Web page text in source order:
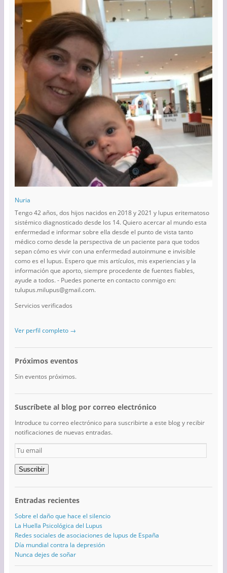
Nuria
Tengo 42 años, dos hijos nacidos en 2018 y 2021 y lupus eritematoso
sistémico diagnosticado desde los 14. Quiero acercar al mundo esta
enfermedad e informar sobre ella desde el punto de vista tanto
médico como desde la perspectiva de un paciente para que todos
sepan cómo es vivir con una enfermedad autoinmune e invisible
como es el lupus. Espero que mis artículos, mis experiencias y la
información que aporto, siempre procedente de fuentes fiables,
ayude a todos. - Puedes ponerte en contacto conmigo en:
tulupus.milupus@gmail.com.
Servicios verificados
Ver perfil completo →
Próximos eventos
Sin eventos próximos.
Suscríbete al blog por correo electrónico
Introduce tu correo electrónico para suscribirte a este blog y recibir
notificaciones de nuevas entradas.
Tu
email
Suscribir
Entradas recientes
Sobre el daño que hace el silencio
La Huella Psicológica del Lupus
Redes sociales de asociaciones de lupus de España
Día mundial contra la depresión
Nunca dejes de soñar